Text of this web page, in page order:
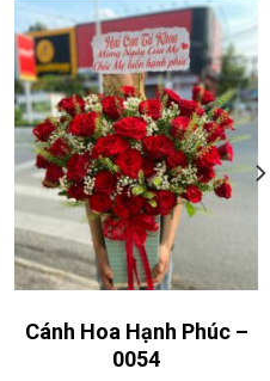
Cánh Hoa Hạnh Phúc –
0054